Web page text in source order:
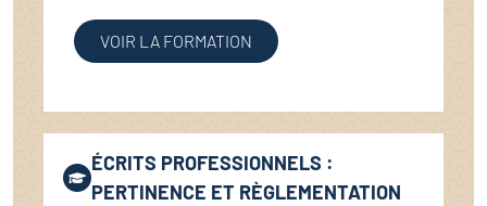
VOIR LA FORMATION
ÉCRITS PROFESSIONNELS :
PERTINENCE ET RÈGLEMENTATION